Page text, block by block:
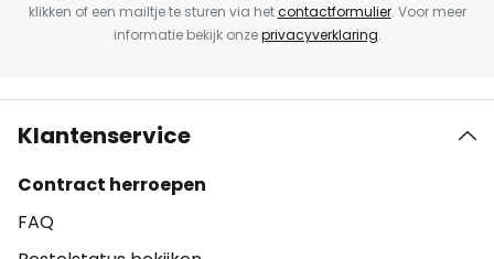
klikken of een mailtje te sturen via hetcontactformulier. Voor meer
informatie bekijk onzeprivacyverklaring.
Klantenservice
Contract herroepen
FAQ